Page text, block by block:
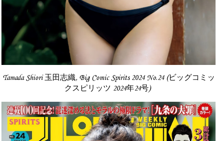
Tamada Shiori 玉田志織, Big Comic Spirits 2024 No.24 (ビッグコミッ
クスピリッツ 2024年24号)